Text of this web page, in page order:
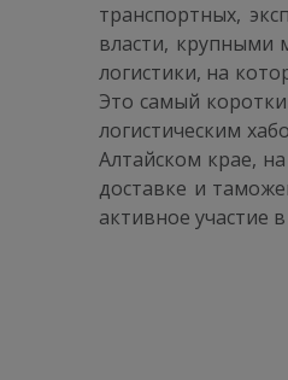
транспортных,
власти, крупными
логистики, на
Это самый
логистическим
Алтайском крае,
доставке и
активное участие